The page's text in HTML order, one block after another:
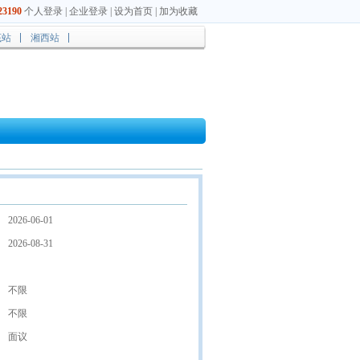
个人登录 企业登录 设为首页 加为收藏
湘西站
2026-06-01
2026-08-31
不限
不限
面议